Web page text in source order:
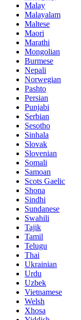
Malay
Malayalam
Maltese
Maori
Marathi
Mongolian
Burmese
Nepali
Norwegian
Pashto
Persian
Punjabi
Serbian
Sesotho
Sinhala
Slovak
Slovenian
Somali
Samoan
Scots Gaelic
Shona
Sindhi
Sundanese
Swahili
Tajik
Tamil
Telugu
Thai
Ukrainian
Urdu
Uzbek
Vietnamese
Welsh
Xhosa